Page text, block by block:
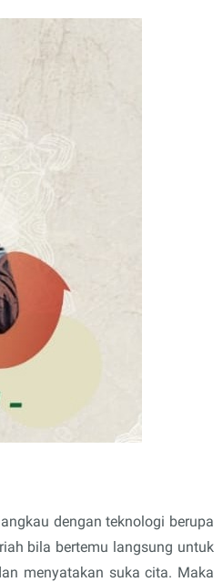
dengan teknologi berupa
bila bertemu langsung untuk
menyatakan suka cita. Maka